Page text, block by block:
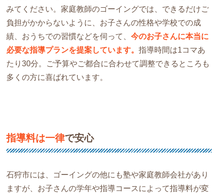
みてください。家庭教師のゴーイングでは、できるだけご
負担がかからないように、お子さんの性格や学校での成
績、おうちでの習慣などを伺って、今のお子さんに本当に
必要な指導プランを提案しています。指導時間は1コマあ
たり30分。ご予算やご都合に合わせて調整できるところも
多くの方に喜ばれています。
指導料は一律で安心
石狩市には、ゴーイングの他にも塾や家庭教師会社があり
ますが、お子さんの学年や指導コースによって指導料が変